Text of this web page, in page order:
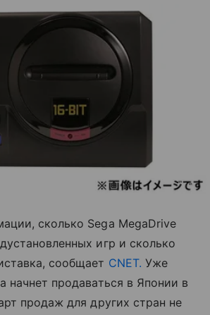
сколько Sega MegaDrive
игр и сколько
сообщает CNET. Уже
начнет продаваться в Японии в
продаж для других стран не